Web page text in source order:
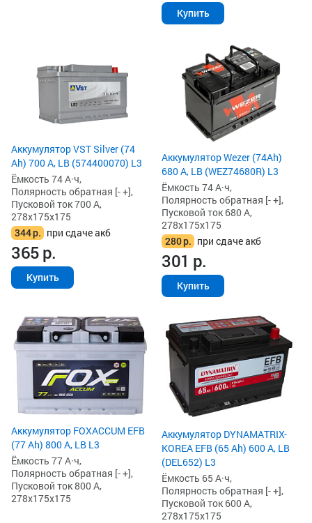
Купить
Аккумулятор VST Silver (74
Ah) 700 А, LB (574400070) L3
Ёмкость 74 А·ч,
Полярность обратная [- +],
Пусковой ток 700 А,
278x175x175
344р. при сдаче акб
365р.
Купить
Аккумулятор Wezer (74Ah)
680 А, LB (WEZ74680R) L3
Ёмкость 74 А·ч,
Полярность обратная [- +],
Пусковой ток 680 А,
278x175x175
280р. при сдаче акб
301 р.
Купить
Аккумулятор FOXACCUM EFB
(77 Ah) 800 А, LB L3
Ёмкость 77 А·ч,
Полярность обратная [- +],
Пусковой ток 800 А,
278x175x175
Аккумулятор DYNAMATRIX-
KOREA EFB (65 Ah) 600 А, LB
(DEL652) L3
Ёмкость 65 А·ч,
Полярность обратная [- +],
Пусковой ток 600 А,
278x175x175